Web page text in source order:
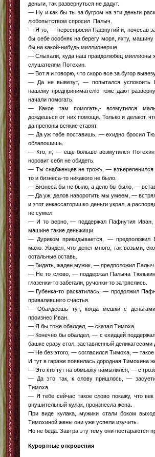
деньги, так развернуться не дадут.
— Ну и как бы ты за бугром на эти деньги
любопытством спросил Палыч.
— Я то, — переспросил Пафнутий и, почесав
бы себе особняк на берегу моря, яхту,
бы на какой-нибудь миллионерше.
— Слыхали, куда наш правдолюбец миллионы
слушателям Потехин.
— Вот я и говорю, что скоро все за бугор
— Да не вывезут, — попытался успокоить
нашему предпринимателю тоже дают
начали помогать.
— Какое там помогать,- возмутился
дождешься от них помощи. Только и делают,
да препоны всякие ставят.
— Да уж тебе поставишь, — ехидно бросил
облапошишь.
— Кто, я, — еще больше возмутился
норовит себя не обидеть.
— Ты снабженцев не трожъ, —
то и бизнеса-то никакого не было.
— Бизнеса бы не было, а дело бы было, —
— Да уж, делов наворотить мы умеем, —
и этот инкассаторишко деньги украл, а
не сумел.
— И то верно, — поддержал Пафнутия Иван,
машине такие деньжищи.
— Дуриком прикидывается, —
мало. Увидел, что денег много, так возьми,
остальные оставь.
— Видать, жаден мужик, — предположил Палыч.
— Не то слово, — поддержал Палыча
глазенки-то забегали, ручонки-то затряслись.
— Губенка-то раскатилась, — продолжил
привалившего счастья.
— Обалдеешь тут, когда мешки с
произнес Иван.
— Я бы тоже обалдел, — сказал Тимоха.
— Конечно бы обалдел, — с ехидцей
башке сразу стол, заставленный
— Не без этого, — согласился Тимоха, — такое
И тут в гараже появилась дородная Тимохина
— Это кто тут на обмывку намылился, — с
— Да это так, к слову пришлось, —
Тимоха.
— Я тебе сейчас такое слово покажу, что
внушительный кулак, произнесла жена.
При виде кулака, мужики стали боком
Тимохиной жены они уже успели изучить.
Но не беда. Завтра эту тему они постараются
Курортные откровения